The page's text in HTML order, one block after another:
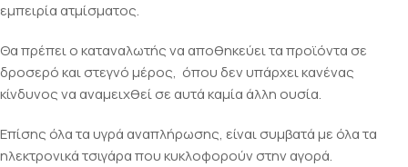
εμπειρία ατμίσματος.
Θα πρέπει ο καταναλωτής να αποθηκεύει τα προϊόντα σε
δροσερό και στεγνό μέρος, όπου δεν υπάρχει κανένας
κίνδυνος να αναμειχθεί σε αυτά καμία άλλη ουσία.
Επίσης όλα τα υγρά αναπλήρωσης, είναι συμβατά με όλα τα
ηλεκτρονικά τσιγάρα που κυκλοφορούν στην αγορά.